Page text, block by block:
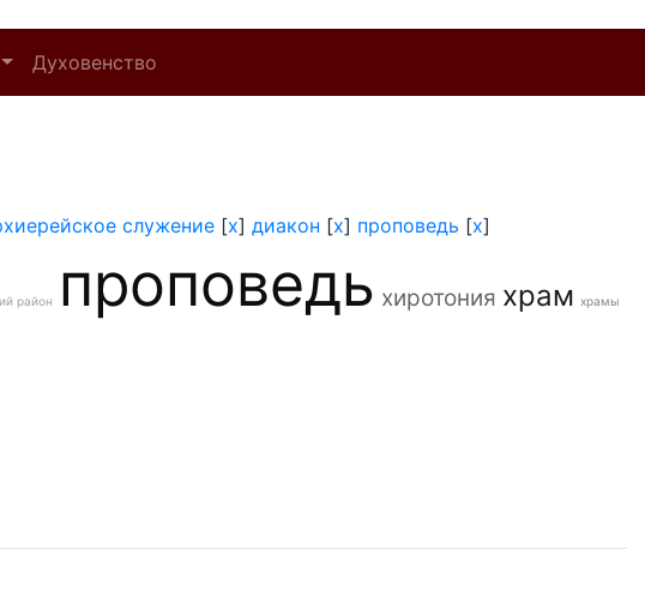
Духовенство
служение [x] диакон [x] проповедь [x]
район проповедь хиротония храм храмы